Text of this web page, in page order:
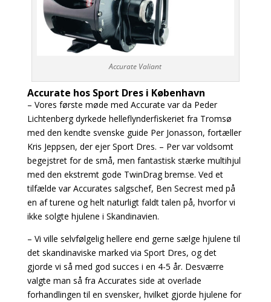
Accurate Valiant
Accurate hos Sport Dres i København
– Vores første møde med Accurate var da Peder
Lichtenberg dyrkede helleflynderfiskeriet fra Tromsø
med den kendte svenske guide Per Jonasson, fortæller
Kris Jeppsen, der ejer Sport Dres. – Per var voldsomt
begejstret for de små, men fantastisk stærke multihjul
med den ekstremt gode TwinDrag bremse. Ved et
tilfælde var Accurates salgschef, Ben Secrest med på
en af turene og helt naturligt faldt talen på, hvorfor vi
ikke solgte hjulene i Skandinavien.
– Vi ville selvfølgelig hellere end gerne sælge hjulene til
det skandinaviske marked via Sport Dres, og det
gjorde vi så med god succes i en 4-5 år. Desværre
valgte man så fra Accurates side at overlade
forhandlingen til en svensker, hvilket gjorde hjulene for